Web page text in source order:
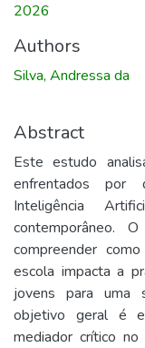
2026
Authors
Silva, Andressa da
Abstract
Este estudo
enfrentados por
Inteligência
contemporâneo.
compreender
escola impacta a
jovens para uma
objetivo geral é
mediador crítico